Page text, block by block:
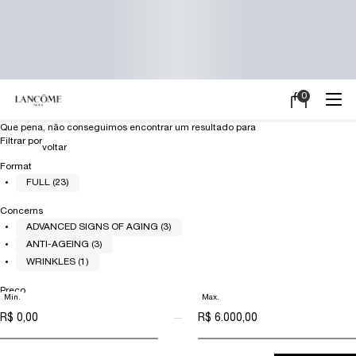
Meu
0
0 product in
Main content
Que pena, não conseguimos encontrar um resultado para
Refinements menu
Filtrar por
voltar
Format
FULL (23)
Concerns
ADVANCED SIGNS OF AGING (3)
ANTI-AGEING (3)
WRINKLES (1)
Preço
Min. Max.